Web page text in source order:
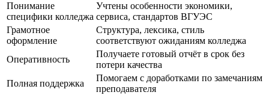
Понимание
специфики колледжа
Учтены особенности экономики,
сервиса, стандартов ВГУЭС
Грамотное
оформление
Структура, лексика, стиль
соответствуют ожиданиям колледжа
Оперативность
Получаете готовый отчёт в срок без
потери качества
Полная поддержка
Помогаем с доработками по замечаниям
преподавателя